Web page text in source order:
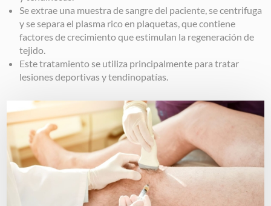
Se extrae una muestra de sangre del paciente, se centrifuga
y se separa el plasma rico en plaquetas, que contiene
factores de crecimiento que estimulan la regeneración de
tejido.
Este tratamiento se utiliza principalmente para tratar
lesiones deportivas y tendinopatías.